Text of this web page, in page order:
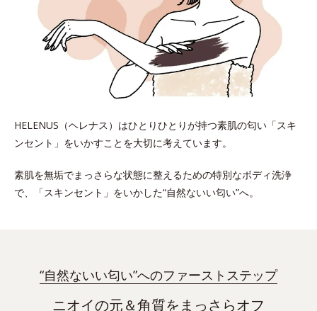
HELENUS（ヘレナス）はひとりひとりが持つ素肌の匂い「スキ
ンセント」をいかすことを大切に考えています。
素肌を無垢でまっさらな状態に整えるための特別なボディ洗浄
で、
「スキンセント」をいかした“自然ないい匂い”へ。
“自然ないい匂い”へのファーストステップ
ニオイの元＆角質をまっさらオフ